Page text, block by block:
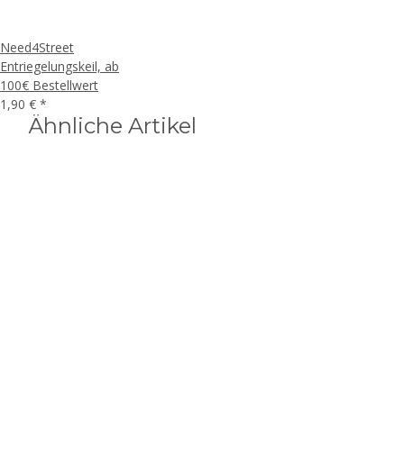
Need4Street
Entriegelungskeil, ab
100€ Bestellwert
1,90 € *
Ähnliche Artikel